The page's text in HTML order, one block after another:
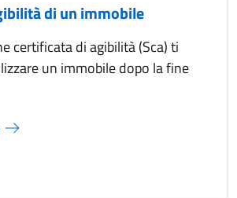
di un immobile
certificata di agibilità (Sca) ti
un immobile dopo la fine